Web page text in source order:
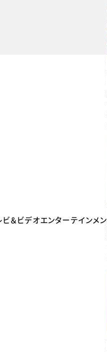
＆ビデオエンターテインメン